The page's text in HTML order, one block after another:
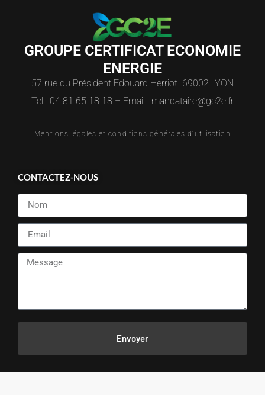
GROUPE CERTIFICAT ECONOMIE
ENERGIE
57 rue du Président Edouard Herriot 69002 LYON
Tel : 04 81 65 18 18 – Email : mandataire@gc2e.fr
Mentions légales et conditions générales d'utilisation
CONTACTEZ-NOUS
Envoyer